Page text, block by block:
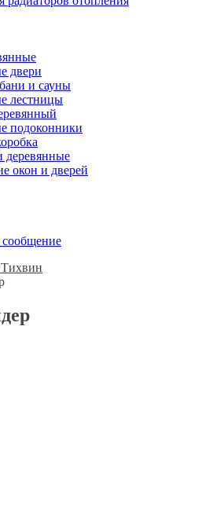
двери
и сауны
лестницы
подоконники
деревянные
окон и дверей